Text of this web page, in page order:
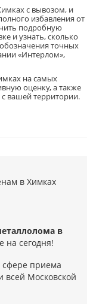
с вывозом, и
избавления от
подробную
и узнать, сколько
точных
«Интерлом»,
на самых
оценку, а также
вашей территории.
в Химках
в
на сегодня!
сфере приема
всей Московской